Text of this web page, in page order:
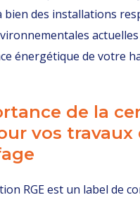
bien des installations
actuelles
énergétique de votre
de la
vos travaux
RGE est un label de